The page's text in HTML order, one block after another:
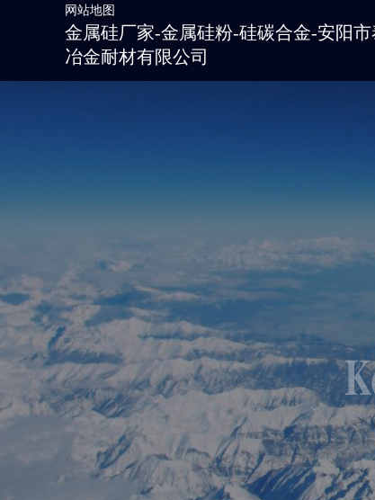
网站地图
金属硅厂家-金属硅粉-硅碳合金-安阳市
冶金耐材有限公司